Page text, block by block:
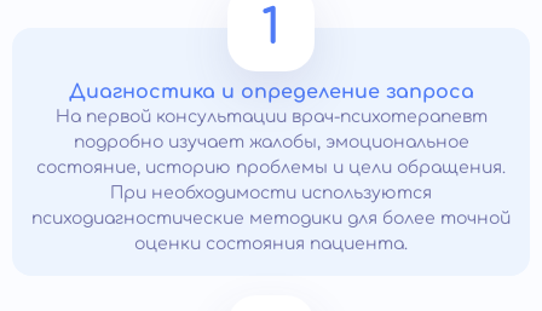
1
Диагностика и определение запроса
На первой консультации врач-психотерапевт
подробно изучает жалобы, эмоциональное
состояние, историю проблемы и цели обращения.
При необходимости используются
психодиагностические методики для более точной
оценки состояния пациента.